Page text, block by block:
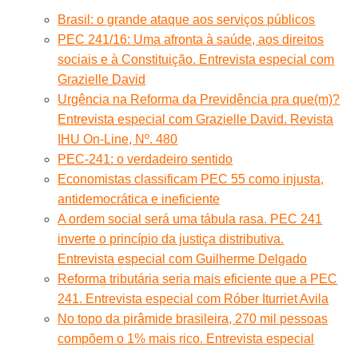
Brasil: o grande ataque aos serviços públicos
PEC 241/16: Uma afronta à saúde, aos direitos
sociais e à Constituição. Entrevista especial com
Grazielle David
Urgência na Reforma da Previdência pra que(m)?
Entrevista especial com Grazielle David. Revista
IHU On-Line, Nº. 480
PEC-241: o verdadeiro sentido
Economistas classificam PEC 55 como injusta,
antidemocrática e ineficiente
A ordem social será uma tábula rasa. PEC 241
inverte o princípio da justiça distributiva.
Entrevista especial com Guilherme Delgado
Reforma tributária seria mais eficiente que a PEC
241. Entrevista especial com Róber Iturriet Avila
No topo da pirâmide brasileira, 270 mil pessoas
compõem o 1% mais rico. Entrevista especial